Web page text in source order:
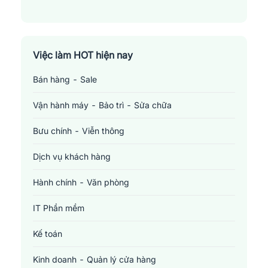
Việc làm HOT hiện nay
Bán hàng - Sale
Vận hành máy - Bảo trì - Sửa chữa
Bưu chính - Viễn thông
Dịch vụ khách hàng
Hành chính - Văn phòng
IT Phần mềm
Kế toán
Kinh doanh - Quản lý cửa hàng